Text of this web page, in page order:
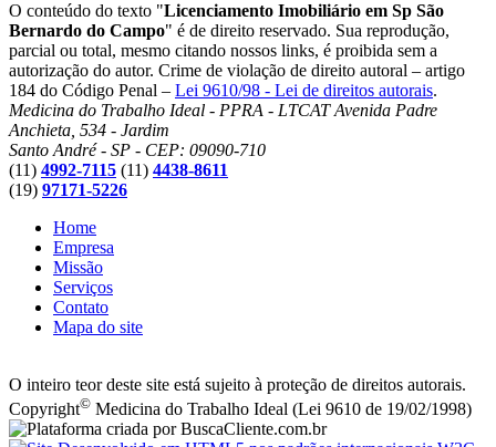
O conteúdo do texto "Licenciamento Imobiliário em Sp São
Bernardo do Campo" é de direito reservado. Sua reprodução,
parcial ou total, mesmo citando nossos links, é proibida sem a
autorização do autor. Crime de violação de direito autoral – artigo
184 do Código Penal – Lei 9610/98 - Lei de direitos autorais.
Medicina do Trabalho Ideal - PPRA - LTCATAvenida Padre
Anchieta, 534 - Jardim
Santo André - SP - CEP: 09090-710
(11) 4992-7115 (11) 4438-8611
(19) 97171-5226
Home
Empresa
Missão
Serviços
Contato
Mapa do site
O inteiro teor deste site está sujeito à proteção de direitos autorais.
Copyright© Medicina do Trabalho Ideal (Lei 9610 de 19/02/1998)